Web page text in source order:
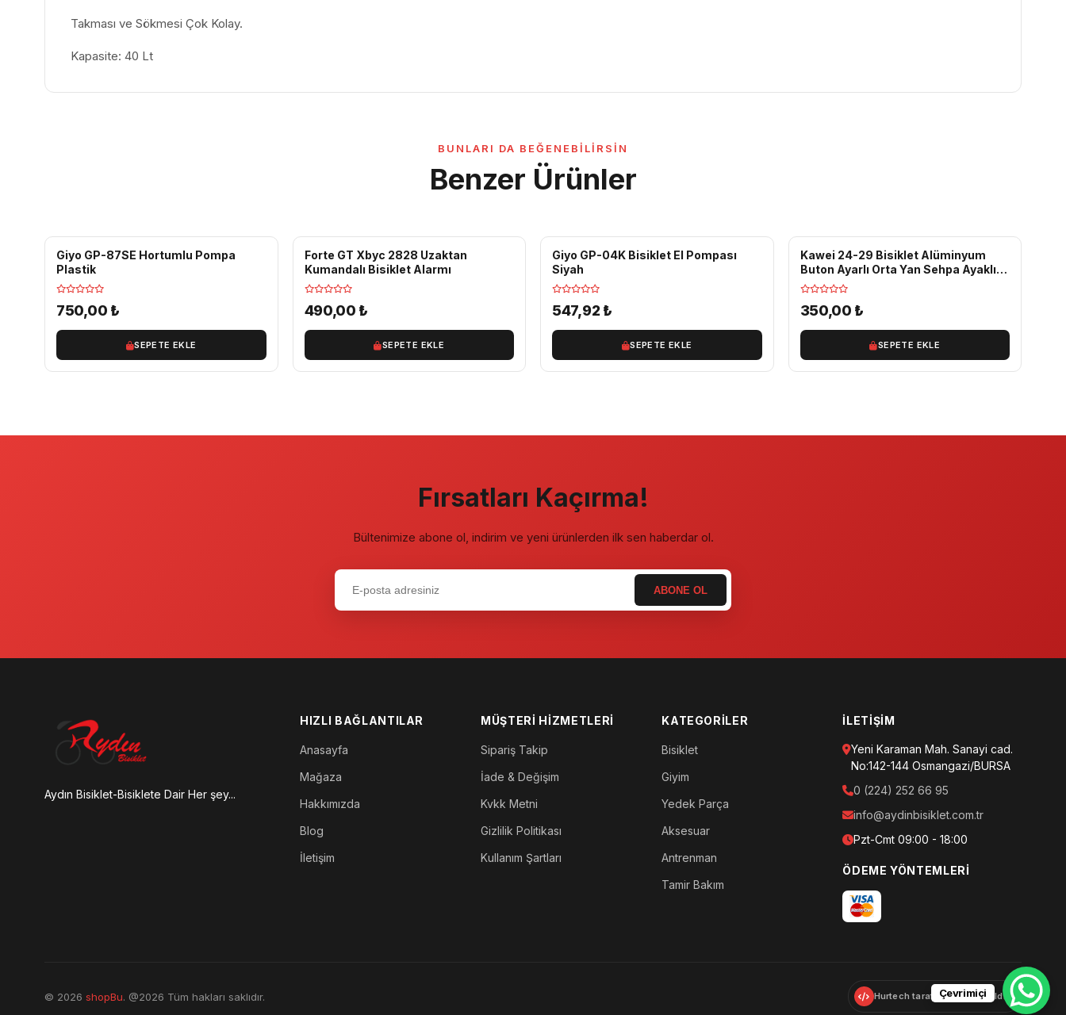
Takması ve Sökmesi Çok Kolay.
Kapasite: 40 Lt
BUNLARI DA BEĞENEBILIRSIN
Benzer Ürünler
Giyo GP-87SE Hortumlu Pompa
Plastik
750,00 ₺
SEPETE EKLE
Forte GT Xbyc 2828 Uzaktan
Kumandalı Bisiklet Alarmı
490,00 ₺
SEPETE EKLE
Giyo GP-04K Bisiklet El Pompası
Siyah
547,92₺
SEPETE EKLE
Kawei 24-29 Bisiklet Alüminyum
Buton Ayarlı Orta Yan Sehpa Ayaklık
Park Ayak
350,00 ₺
SEPETE EKLE
Fırsatları Kaçırma!
Bültenimize abone ol, indirim ve yeni ürünlerden ilk sen haberdar ol.
ABONE OL
Aydın Bisiklet-Bisiklete Dair Her şey...
HIZLI BAĞLANTILAR
Anasayfa
Mağaza
Hakkımızda
Blog
İletişim
MÜŞTERI HIZMETLERI
Sipariş Takip
İade & Değişim
Kvkk Metni
Gizlilik Politikası
Kullanım Şartları
KATEGORILER
Bisiklet
Giyim
Yedek Parça
Aksesuar
Antrenman
Tamir Bakım
İLETIŞIM
Yeni Karaman Mah. Sanayi cad.
No:142-144 Osmangazi/BURSA
0 (224) 252 66 95
info@aydinbisiklet.com.tr
Pzt-Cmt 09:00 - 18:00
ÖDEME YÖNTEMLERI
© 2026 shopBu. @2026 Tüm hakları saklıdır. Hurtech tarafından geliştirildi
Çevrimiçi